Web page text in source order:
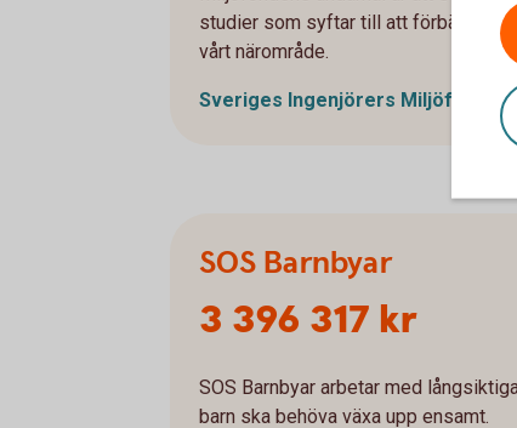
studier som syftar till att förbättra
vårt närområde.
Sveriges Ingenjörers Miljöfond
SOS Barnbyar
3 396 317 kr
SOS Barnbyar arbetar med
barn ska behöva växa upp ensamt.